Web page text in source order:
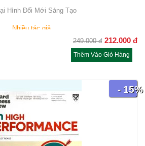
Hình Đổi Mới Sáng Tạo
Nhiều tác giả
249.000 đ 212.000 đ
Thêm Vào Giỏ Hàng
- 15%